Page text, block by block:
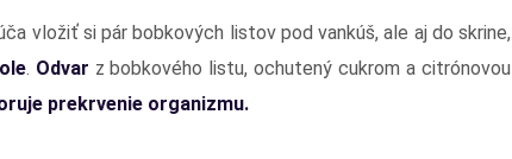
vložiť si pár bobkových listov pod vankúš, ale aj do skrine,
. Odvar z bobkového listu, ochutený cukrom a citrónovou
prekrvenie organizmu.